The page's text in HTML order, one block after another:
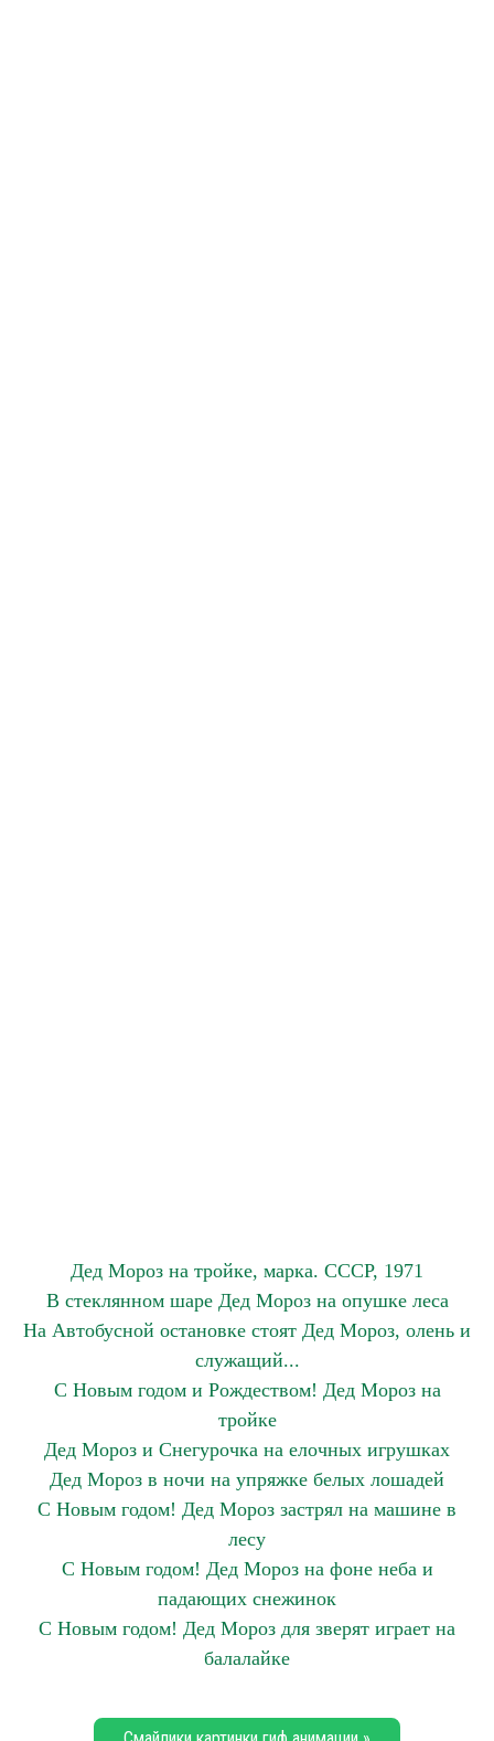
Дед Мороз на тройке, марка. СССР, 1971
В стеклянном шаре Дед Мороз на опушке леса
На Автобусной остановке стоят Дед Мороз, олень и
служащий...
С Новым годом и Рождеством! Дед Мороз на
тройке
Дед Мороз и Снегурочка на елочных игрушках
Дед Мороз в ночи на упряжке белых лошадей
С Новым годом! Дед Мороз застрял на машине в
лесу
С Новым годом! Дед Мороз на фоне неба и
падающих снежинок
С Новым годом! Дед Мороз для зверят играет на
балалайке